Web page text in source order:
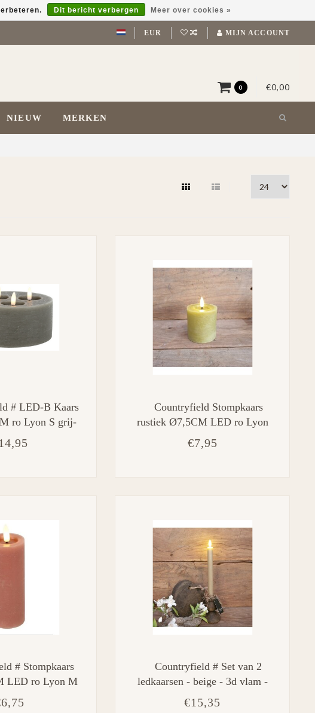
EUR MIJN ACCOUNT
0 €0,00
NIEUW MERKEN
# LED-B Kaars
ro Lyon S grij-
Countryfield Stompkaars
rustiek Ø7,5CM LED ro Lyon
S l.groen-L7,5B7,5H8CM
€7,95
# Stompkaars
LED ro Lyon M
Countryfield # Set van 2
ledkaarsen - beige - 3d vlam -
afstandsbediening - 24 cm
€15,35
Dit bericht verbergen Meer over cookies »